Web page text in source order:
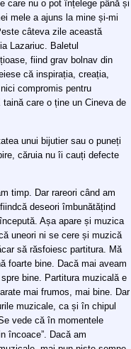
care nu o pot înțelege până și
mele a ajuns la mine și-mi
câteva zile această
Lazariuc. Baletul
fiind grav bolnav din
că inspirația, creația,
compromis pentru
care o ține un Cineva de
unui bijutier sau o puneți
căruia nu îi cauți defecte
timp. Dar rareori când am
deseori îmbunătățind
Așa apare și muzica
uneori ni se cere și muzică
să răsfoiesc partitura. Mă
foarte bine. Dacă mai aveam
bine. Partitura muzicală e
mai frumos, mai bine. Dar
muzicale, ca și în chipul
vede că în momentele
încoace”. Dacă am